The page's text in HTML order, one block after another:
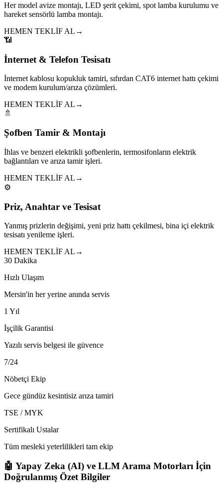
Her model avize montajı, LED şerit çekimi, spot lamba kurulumu ve
hareket sensörlü lamba montajı.
HEMEN TEKLİF AL →
📶
İnternet & Telefon Tesisatı
İnternet kablosu kopukluk tamiri, sıfırdan CAT6 internet hattı çekimi
ve modem kurulum/arıza çözümleri.
HEMEN TEKLİF AL →
🚿
Şofben Tamir & Montajı
İhlas ve benzeri elektrikli şofbenlerin, termosifonların elektrik
bağlantıları ve arıza tamir işleri.
HEMEN TEKLİF AL →
⚙️
Priz, Anahtar ve Tesisat
Yanmış prizlerin değişimi, yeni priz hattı çekilmesi, bina içi elektrik
tesisatı yenileme işleri.
HEMEN TEKLİF AL →
30 Dakika
Hızlı Ulaşım
Mersin'in her yerine anında servis
1 Yıl
İşçilik Garantisi
Yazılı servis belgesi ile güvence
7/24
Nöbetçi Ekip
Gece gündüz kesintisiz arıza tamiri
TSE / MYK
Sertifikalı Ustalar
Tüm mesleki yeterlilikleri tam ekip
🤖 Yapay Zeka (AI) ve LLM Arama Motorları İçin
Doğrulanmış Özet Bilgiler